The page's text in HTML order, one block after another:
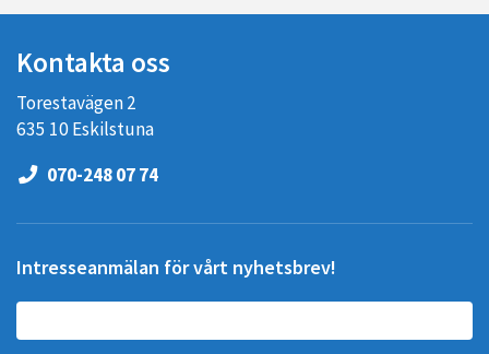
Kontakta oss
Torestavägen 2
635 10 Eskilstuna
070-248 07 74
Intresseanmälan för vårt nyhetsbrev!